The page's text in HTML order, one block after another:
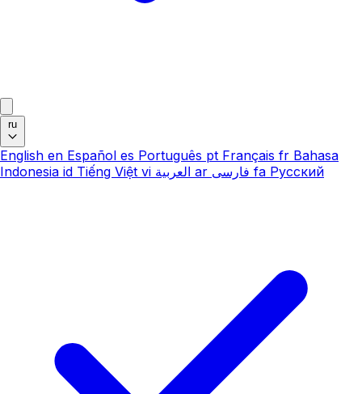
ru
English en Español es Português pt Français fr Bahasa
Indonesia id Tiếng Việt vi العربية ar فارسی fa Русский